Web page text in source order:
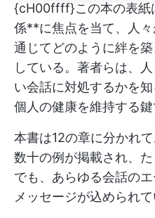
{cH00ffff}この本の表紙
係**に焦点を当て、人
通じてどのように絆を
している。著者らは、
い会話に対処するかを
個人の健康を維持する鍵
本書は12の章に分かれ
数十の例が掲載され、
でも、あらゆる会話の
メッセージが込められて